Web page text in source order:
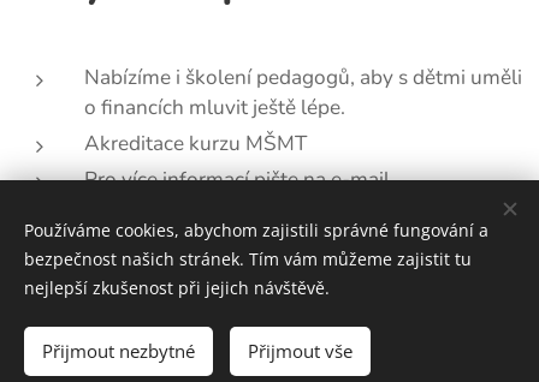
Nabízíme i školení pedagogů, aby s dětmi uměli
o financích mluvit ještě lépe.
Akreditace kurzu MŠMT
Pro více informací pište na e-mail
© 2026 Česká bankovní asociace
Cookies
Používáme cookies, abychom zajistili správné fungování a
bezpečnost našich stránek. Tím vám můžeme zajistit tu
nejlepší zkušenost při jejich návštěvě.
Přijmout nezbytné Přijmout vše